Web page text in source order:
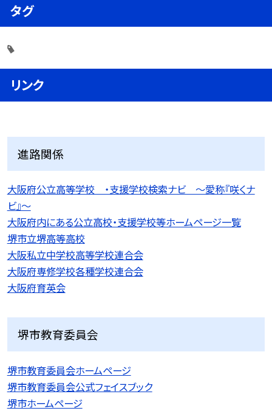
タグ
リンク
進路関係
大阪府公立高等学校 ・支援学校検索ナビ 〜愛称『咲くナ
ビ』〜
大阪府内にある公立高校・支援学校等ホームページ一覧
堺市立堺高等高校
大阪私立中学校高等学校連合会
大阪府専修学校各種学校連合会
大阪府育英会
堺市教育委員会
堺市教育委員会ホームページ
堺市教育委員会公式フェイスブック
堺市ホームページ